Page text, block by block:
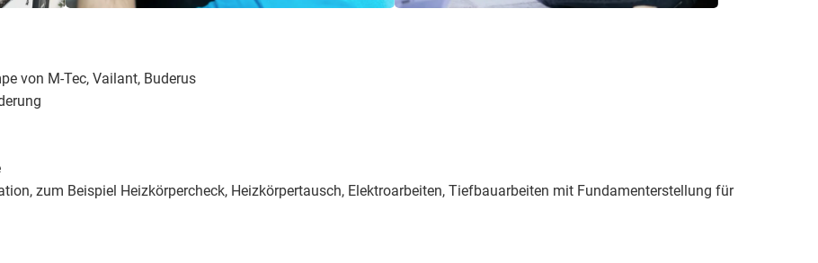
von M-Tec, Vailant, Buderus
zum Beispiel Heizkörper­check, Heizkörper­tausch, Elektro­arbeiten, Tiefbau­arbeiten mit Fundam­enterstellung für